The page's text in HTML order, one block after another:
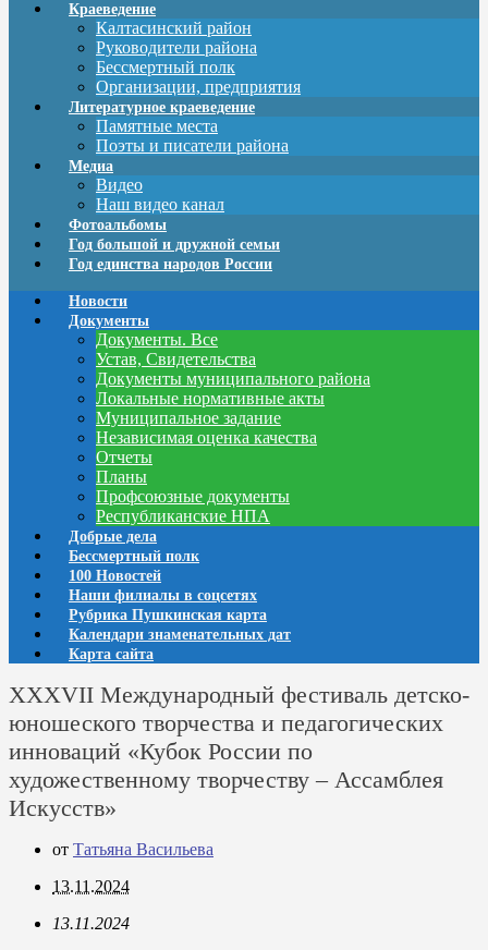
Краеведение
Калтасинский район
Руководители района
Бессмертный полк
Организации, предприятия
Литературное краеведение
Памятные места
Поэты и писатели района
Медиа
Видео
Наш видео канал
Фотоальбомы
Год большой и дружной семьи
Год единства народов России
Новости
Документы
Документы. Все
Устав, Свидетельства
Документы муниципального района
Локальные нормативные акты
Муниципальное задание
Независимая оценка качества
Отчеты
Планы
Профсоюзные документы
Республиканские НПА
Добрые дела
Бессмертный полк
100 Новостей
Наши филиалы в соцсетях
Рубрика Пушкинская карта
Календари знаменательных дат
Карта сайта
XXXVII Международный фестиваль детско-
юношеского творчества и педагогических
инноваций «Кубок России по
художественному творчеству – Ассамблея
Искусств»
от Татьяна Васильева
13.11.2024
13.11.2024